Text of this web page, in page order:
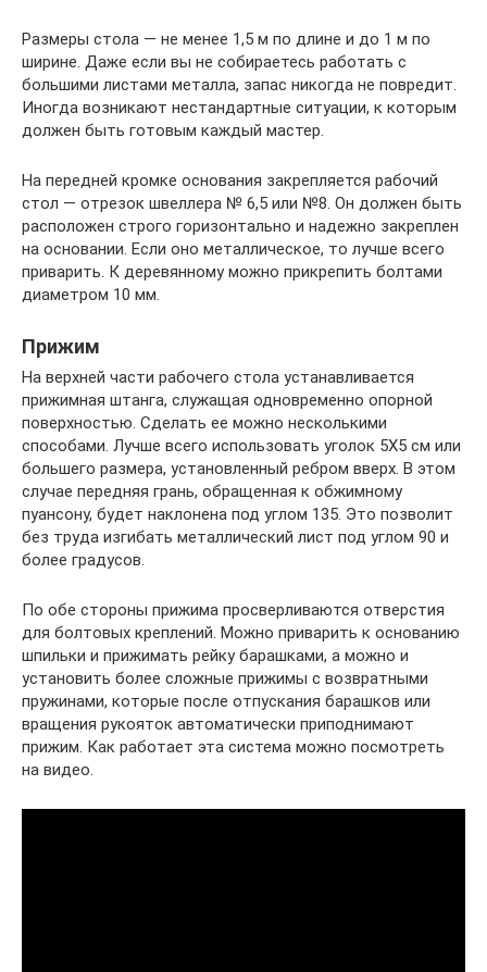
Размеры стола — не менее 1,5 м по длине и до 1 м по
ширине. Даже если вы не собираетесь работать с
большими листами металла, запас никогда не повредит.
Иногда возникают нестандартные ситуации, к которым
должен быть готовым каждый мастер.
На передней кромке основания закрепляется рабочий
стол — отрезок швеллера № 6,5 или №8. Он должен быть
расположен строго горизонтально и надежно закреплен
на основании. Если оно металлическое, то лучше всего
приварить. К деревянному можно прикрепить болтами
диаметром 10 мм.
Прижим
На верхней части рабочего стола устанавливается
прижимная штанга, служащая одновременно опорной
поверхностью. Сделать ее можно несколькими
способами. Лучше всего использовать уголок 5Х5 см или
большего размера, установленный ребром вверх. В этом
случае передняя грань, обращенная к обжимному
пуансону, будет наклонена под углом 135. Это позволит
без труда изгибать металлический лист под углом 90 и
более градусов.
По обе стороны прижима просверливаются отверстия
для болтовых креплений. Можно приварить к основанию
шпильки и прижимать рейку барашками, а можно и
установить более сложные прижимы с возвратными
пружинами, которые после отпускания барашков или
вращения рукояток автоматически приподнимают
прижим. Как работает эта система можно посмотреть
на видео.